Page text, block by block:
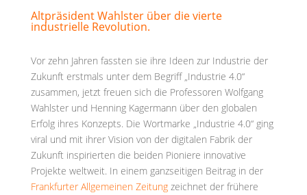
Altpräsident Wahlster über die vierte
industrielle Revolution.
Vor zehn Jahren fassten sie ihre Ideen zur Industrie der
Zukunft erstmals unter dem Begriff „Industrie 4.0“
zusammen, jetzt freuen sich die Professoren Wolfgang
Wahlster und Henning Kagermann über den globalen
Erfolg ihres Konzepts. Die Wortmarke „Industrie 4.0“ ging
viral und mit ihrer Vision von der digitalen Fabrik der
Zukunft inspirierten die beiden Pioniere innovative
Projekte weltweit. In einem ganzseitigen Beitrag in der
Frankfurter Allgemeinen Zeitungzeichnet der frühere